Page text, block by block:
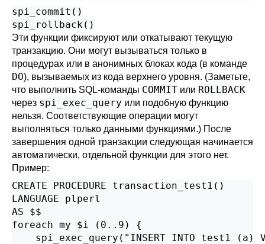
spi_commit()
spi_rollback()
Эти функции фиксируют или откатывают текущую
транзакцию. Они могут вызываться только в
процедурах или в анонимных блоках кода (в команде
DO), вызываемых из кода верхнего уровня. (Заметьте,
что выполнить SQL-команды COMMIT или ROLLBACK
через spi_exec_query или подобную функцию
нельзя. Соответствующие операции могут
выполняться только данными функциями.) После
завершения одной транзакции следующая начинается
автоматически, отдельной функции для этого нет.
Пример:
CREATE PROCEDURE transaction_test1()
LANGUAGE plperl
AS $$
foreach my $i (0..9) {
spi_exec_query("INSERT INTO test1 (a)